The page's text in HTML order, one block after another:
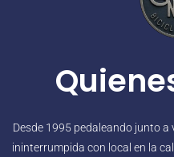
Desde 1995 pedaleando junto
ininterrumpida con local en la